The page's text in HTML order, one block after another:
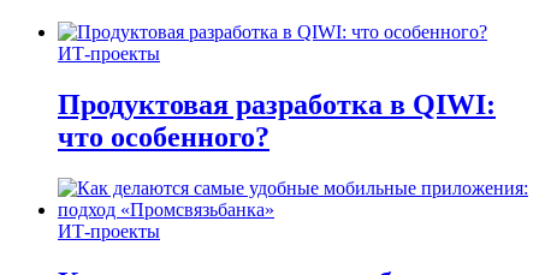
ИТ-проекты
Продуктовая разработка в QIWI:
что особенного?
ИТ-проекты